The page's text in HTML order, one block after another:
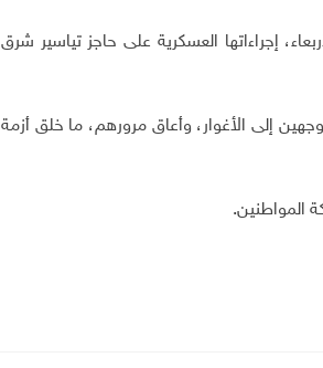
الأربعاء، إجراءاتها العسكرية على حاجز تياسير شرق
إلى الأغوار، وأعاق مرورهم، ما خلق أزمة
المواطنين.